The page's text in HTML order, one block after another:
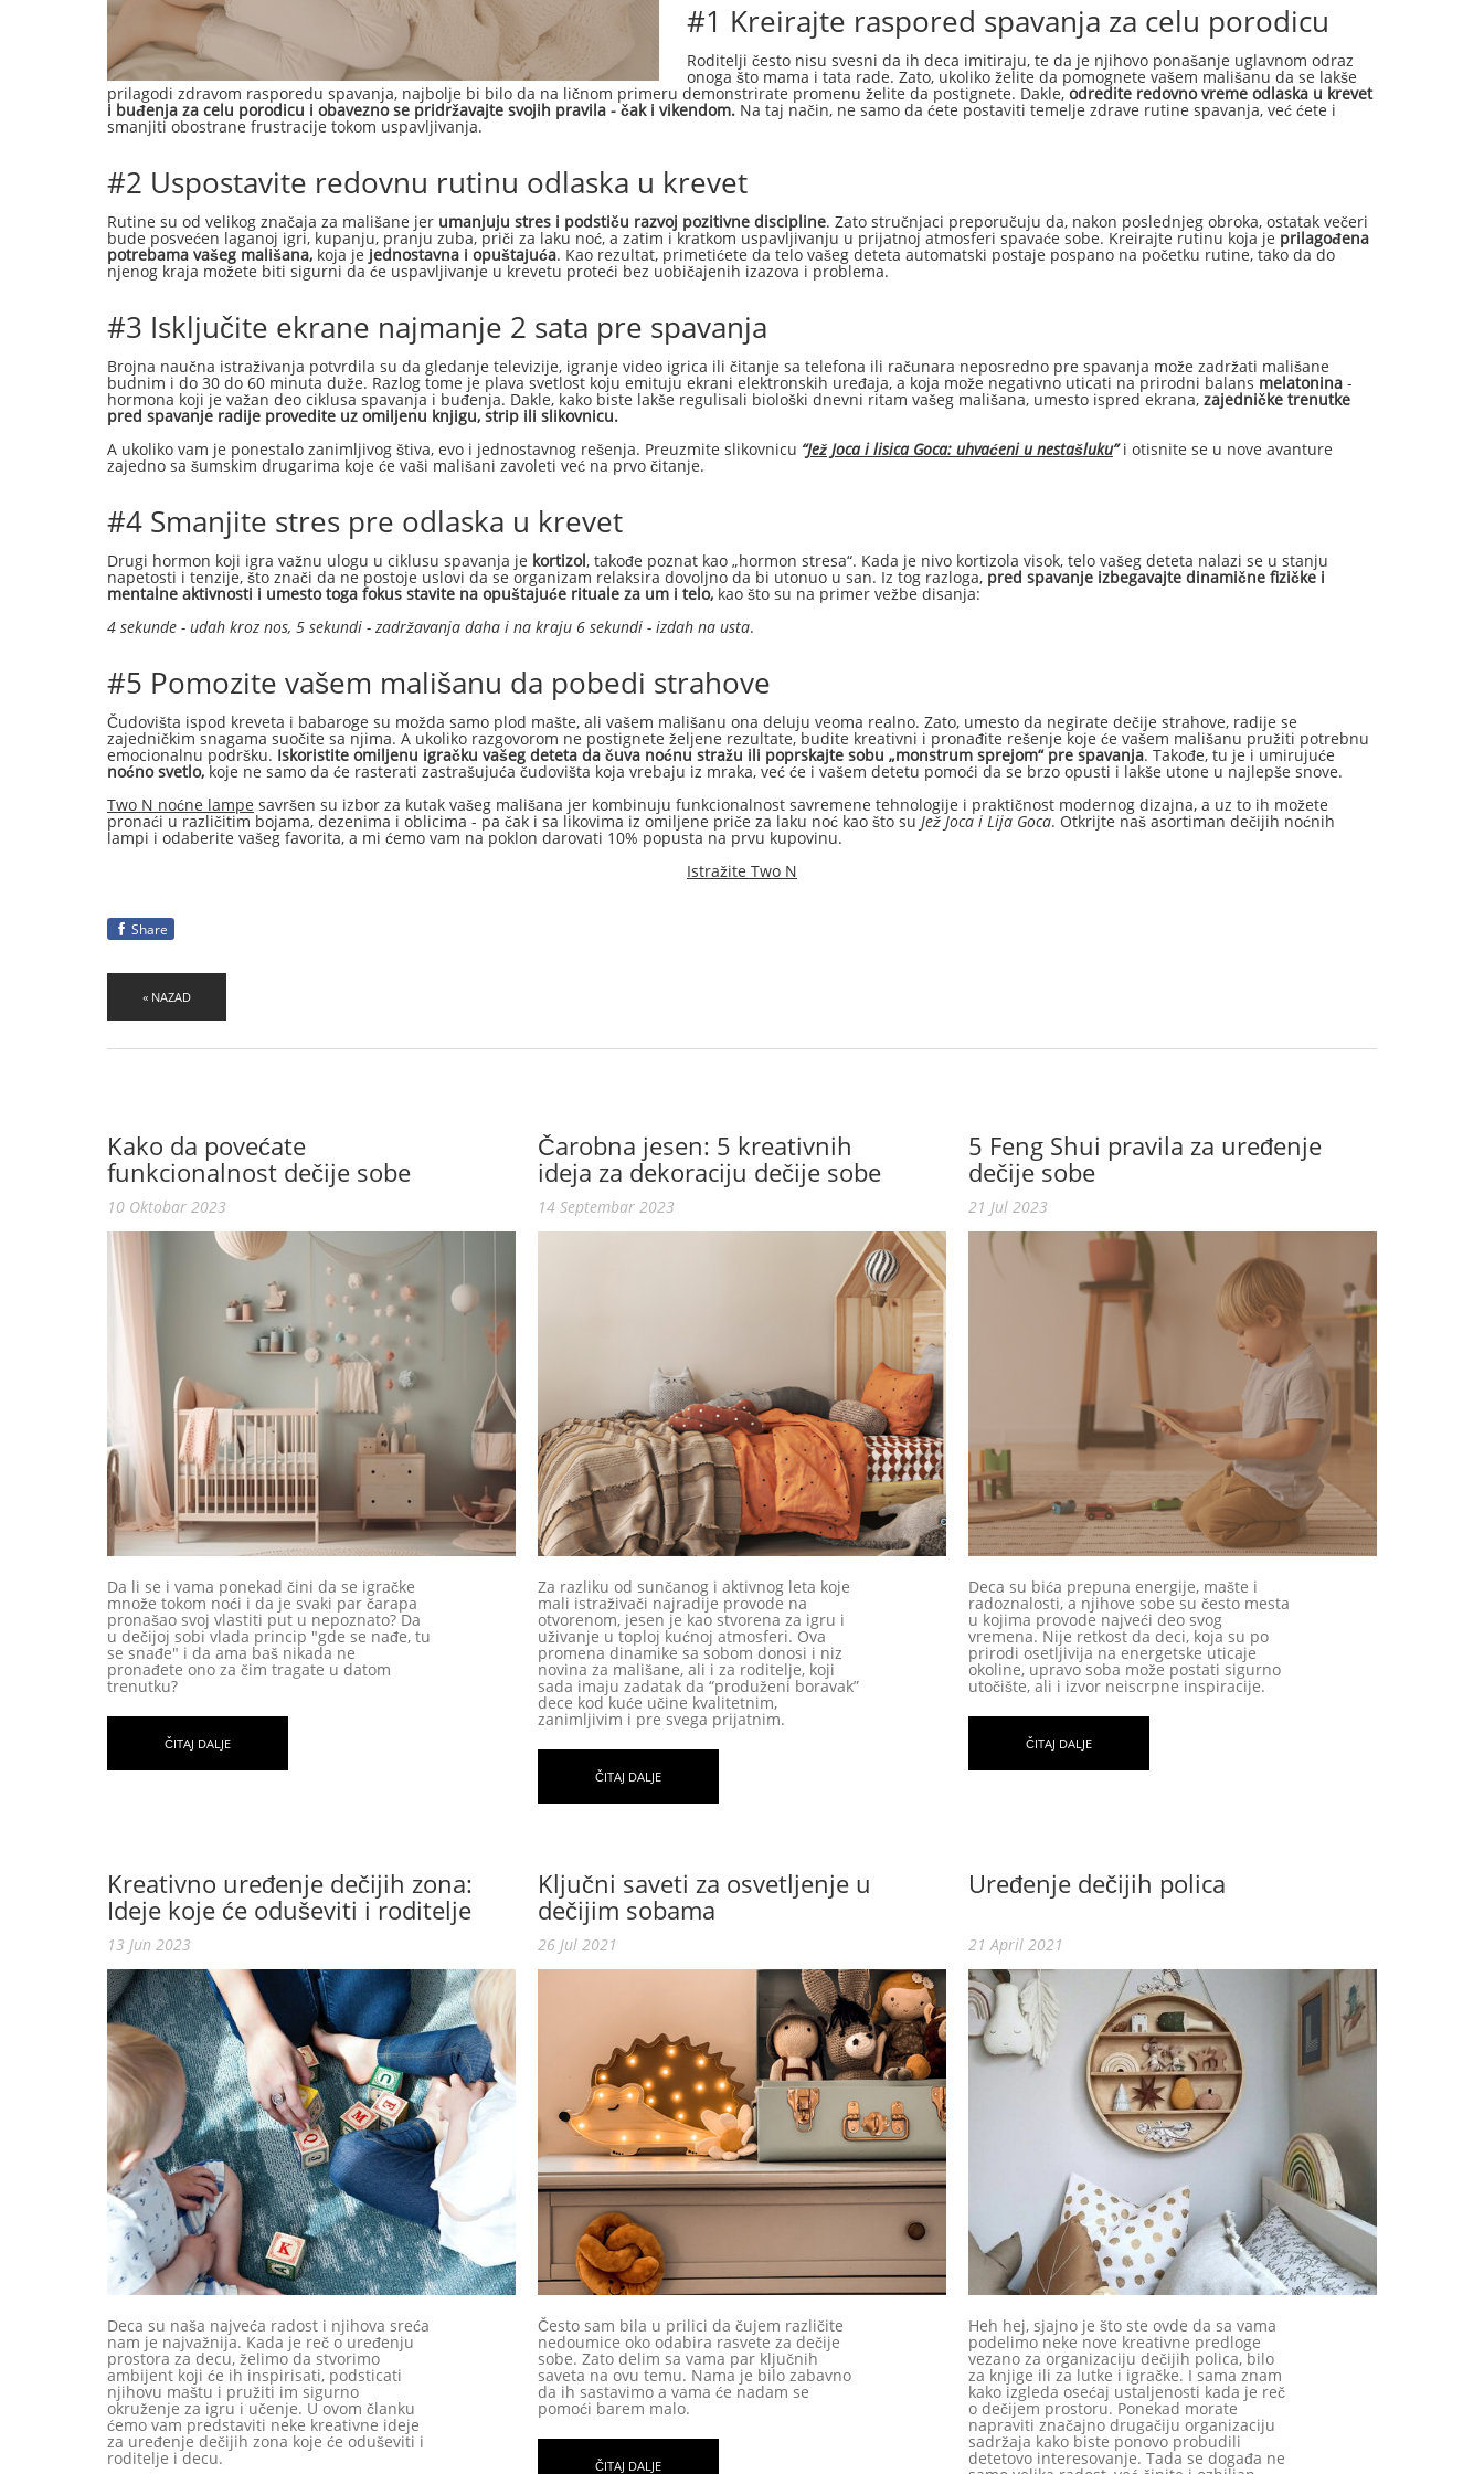
#1 Kreirajte raspored spavanja za celu porodicu
Roditelji često nisu svesni da ih deca imitiraju, te da je njihovo ponašanje uglavnom odraz
onoga što mama i tata rade. Zato, ukoliko želite da pomognete vašem mališanu da se lakše
prilagodi zdravom rasporedu spavanja, najbolje bi bilo da na ličnom primeru demonstrirate promenu želite da postignete. Dakle,odredite redovno vreme odlaska u krevet
i buđenja za celu porodicu i obavezno se pridržavajte svojih pravila - čak i vikendom. Na taj način, ne samo da ćete postaviti temelje zdrave rutine spavanja, već ćete i
smanjiti obostrane frustracije tokom uspavljivanja.
#2 Uspostavite redovnu rutinu odlaska u krevet
Rutine su od velikog značaja za mališane jer umanjuju stres i podstiču razvoj pozitivne discipline. Zato stručnjaci preporučuju da, nakon poslednjeg obroka, ostatak večeri
bude posvećen laganoj igri, kupanju, pranju zuba, priči za laku noć, a zatim i kratkom uspavljivanju u prijatnoj atmosferi spavaće sobe. Kreirajte rutinu koja je prilagođena
potrebama vašeg mališana, koja je jednostavna i opuštajuća. Kao rezultat, primetićete da telo vašeg deteta automatski postaje pospano na početku rutine, tako da do
njenog kraja možete biti sigurni da će uspavljivanje u krevetu proteći bez uobičajenih izazova i problema.
#3 Isključite ekrane najmanje 2 sata pre spavanja
Brojna naučna istraživanja potvrdila su da gledanje televizije, igranje video igrica ili čitanje sa telefona ili računara neposredno pre spavanja može zadržati mališane
budnim i do 30 do 60 minuta duže. Razlog tome je plava svetlost koju emituju ekrani elektronskih uređaja, a koja može negativno uticati na prirodni balans melatonina -
hormona koji je važan deo ciklusa spavanja i buđenja. Dakle, kako biste lakše regulisali biološki dnevni ritam vašeg mališana, umesto ispred ekrana, zajedničke trenutke
pred spavanje radije provedite uz omiljenu knjigu, strip ili slikovnicu.
A ukoliko vam je ponestalo zanimljivog štiva, evo i jednostavnog rešenja. Preuzmite slikovnicu “Jež Joca i lisica Goca: uhvaćeni u nestašluku”i otisnite se u nove avanture
zajedno sa šumskim drugarima koje će vaši mališani zavoleti već na prvo čitanje.
#4 Smanjite stres pre odlaska u krevet
Drugi hormon koji igra važnu ulogu u ciklusu spavanja je kortizol, takođe poznat kao „hormon stresa“. Kada je nivo kortizola visok, telo vašeg deteta nalazi se u stanju
napetosti i tenzije, što znači da ne postoje uslovi da se organizam relaksira dovoljno da bi utonuo u san. Iz tog razloga, pred spavanje izbegavajte dinamične fizičke i
mentalne aktivnosti i umesto toga fokus stavite na opuštajuće rituale za um i telo, kao što su na primer vežbe disanja:
4 sekunde - udah kroz nos, 5 sekundi - zadržavanja daha i na kraju 6 sekundi - izdah na usta.
#5 Pomozite vašem mališanu da pobedi strahove
Čudovišta ispod kreveta i babaroge su možda samo plod mašte, ali vašem mališanu ona deluju veoma realno. Zato, umesto da negirate dečije strahove, radije se
zajedničkim snagama suočite sa njima. A ukoliko razgovorom ne postignete željene rezultate, budite kreativni i pronađite rešenje koje će vašem mališanu pružiti potrebnu
emocionalnu podršku. Iskoristite omiljenu igračku vašeg deteta da čuva noćnu stražu ili poprskajte sobu „monstrum sprejom“ pre spavanja. Takođe, tu je i umirujuće
noćno svetlo, koje ne samo da će rasterati zastrašujuća čudovišta koja vrebaju iz mraka, već će i vašem detetu pomoći da se brzo opusti i lakše utone u najlepše snove.
Two N noćne lampe savršen su izbor za kutak vašeg mališana jer kombinuju funkcionalnost savremene tehnologije i praktičnost modernog dizajna, a uz to ih možete
pronaći u različitim bojama, dezenima i oblicima - pa čak i sa likovima iz omiljene priče za laku noć kao što su Jež Joca i Lija Goca. Otkrijte naš asortiman dečijih noćnih
lampi i odaberite vašeg favorita, a mi ćemo vam na poklon darovati 10% popusta na prvu kupovinu.
Istražite Two N
Share
« NAZAD
Kako da povećate
funkcionalnost dečije sobe
10 Oktobar 2023
Da li se i vama ponekad čini da se igračke
množe tokom noći i da je svaki par čarapa
pronašao svoj vlastiti put u nepoznato? Da
u dečijoj sobi vlada princip "gde se nađe, tu
se snađe" i da ama baš nikada ne
pronađete ono za čim tragate u datom
trenutku?
ČITAJ DALJE
Čarobna jesen: 5 kreativnih
ideja za dekoraciju dečije sobe
14 Septembar 2023
Za razliku od sunčanog i aktivnog leta koje
mali istraživači najradije provode na
otvorenom, jesen je kao stvorena za igru i
uživanje u toploj kućnoj atmosferi. Ova
promena dinamike sa sobom donosi i niz
novina za mališane, ali i za roditelje, koji
sada imaju zadatak da “produženi boravak”
dece kod kuće učine kvalitetnim,
zanimljivim i pre svega prijatnim.
ČITAJ DALJE
5 Feng Shui pravila za uređenje
dečije sobe
21 Jul 2023
Deca su bića prepuna energije, mašte i
radoznalosti, a njihove sobe su često mesta
u kojima provode najveći deo svog
vremena. Nije retkost da deci, koja su po
prirodi osetljivija na energetske uticaje
okoline, upravo soba može postati sigurno
utočište, ali i izvor neiscrpne inspiracije.
ČITAJ DALJE
Kreativno uređenje dečijih zona:
Ideje koje će oduševiti i roditelje
i decu
13 Jun 2023
Deca su naša najveća radost i njihova sreća
nam je najvažnija. Kada je reč o uređenju
prostora za decu, želimo da stvorimo
ambijent koji će ih inspirisati, podsticati
njihovu maštu i pružiti im sigurno
okruženje za igru i učenje. U ovom članku
ćemo vam predstaviti neke kreativne ideje
za uređenje dečijih zona koje će oduševiti i
roditelje i decu.
Ključni saveti za osvetljenje u
dečijim sobama
26 Jul 2021
Često sam bila u prilici da čujem različite
nedoumice oko odabira rasvete za dečije
sobe. Zato delim sa vama par ključnih
saveta na ovu temu. Nama je bilo zabavno
da ih sastavimo a vama će nadam se
pomoći barem malo.
ČITAJ DALJE
Uređenje dečijih polica
21 April 2021
Heh hej, sjajno je što ste ovde da sa vama
podelimo neke nove kreativne predloge
vezano za organizaciju dečijih polica, bilo
za knjige ili za lutke i igračke. I sama znam
kako izgleda osećaj ustaljenosti kada je reč
o dečijem prostoru. Ponekad morate
napraviti značajno drugačiju organizaciju
sadržaja kako biste ponovo probudili
detetovo interesovanje. Tada se događa ne